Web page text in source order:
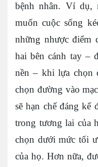
bệnh nhân. Ví dụ,
muốn cuộc sống
những nhược điểm
hai bên cánh tay –
nền – khi lựa chọn
chọn đường vào
sẽ hạn chế đáng kể
trong tương lai của
chọn dưới mức tối
của họ. Hơn nữa,